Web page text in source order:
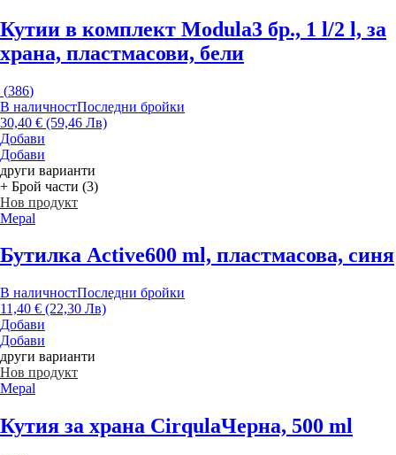
Кутии в комплект Modula3 бр., 1 l/2 l, за
храна, пластмасови, бели
(386)
В наличностПоследни бройки
30,40 € (59,46 Лв)
Добави
Добави
други варианти
+ Брой части (3)
Нов продукт
Mepal
Бутилка Active600 ml, пластмасова, синя
В наличностПоследни бройки
11,40 € (22,30 Лв)
Добави
Добави
други варианти
Нов продукт
Mepal
Кутия за храна CirqulaЧерна, 500 ml